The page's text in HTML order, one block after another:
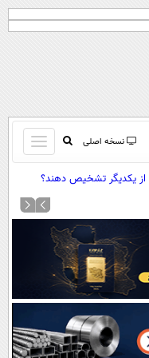
نسخه اصلی
باز
و
کردن
از یکدیگر تشخیص دهند؟